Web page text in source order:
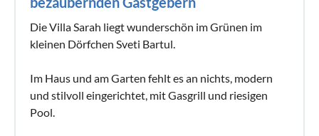
Die Villa Sarah liegt wunderschön im Grünen im
kleinen Dörfchen Sveti Bartul.
Im Haus und am Garten fehlt es an nichts, modern
und stilvoll eingerichtet, mit Gasgrill und riesigen
Pool.